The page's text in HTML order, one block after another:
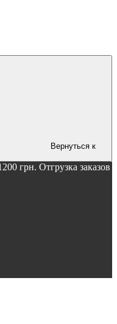
Вернуться к
грн. Отгрузка заказов